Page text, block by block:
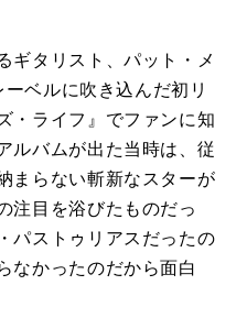
ギタリスト、パット・メ
ーベルに吹き込んだ初リ
・ライフ』でファンに知
ルバムが出た当時は、従
まらない斬新なスターが
注目を浴びたものだっ
パストゥリアスだったの
なかったのだから面白